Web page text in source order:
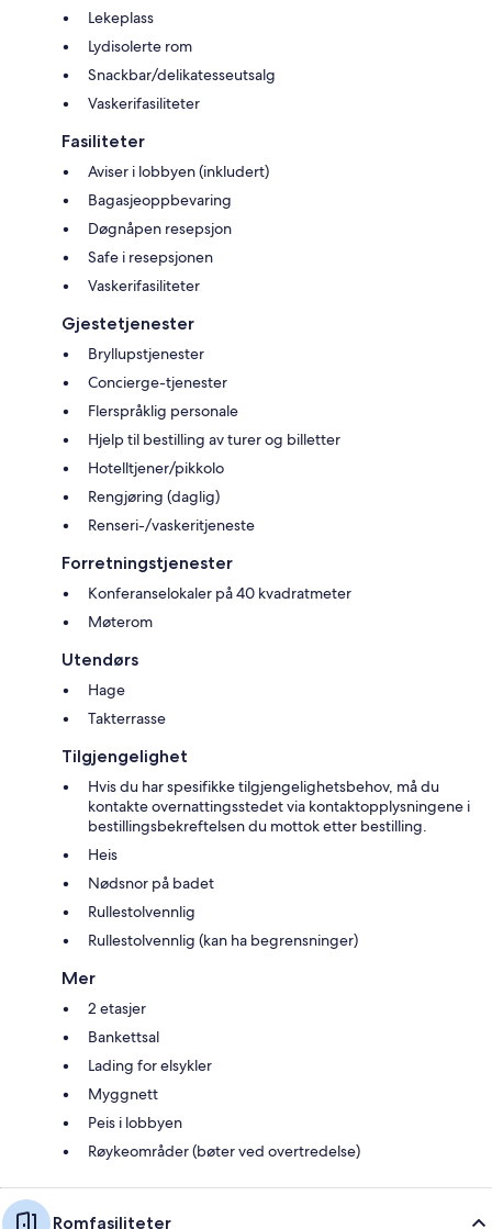
Lekeplass
Lydisolerte rom
Snackbar/delikatesseutsalg
Vaskerifasiliteter
Fasiliteter
Aviser i lobbyen (inkludert)
Bagasjeoppbevaring
Døgnåpen resepsjon
Safe i resepsjonen
Vaskerifasiliteter
Gjestetjenester
Bryllupstjenester
Concierge-tjenester
Flerspråklig personale
Hjelp til bestilling av turer og billetter
Hotelltjener/pikkolo
Rengjøring (daglig)
Renseri-/vaskeritjeneste
Forretningstjenester
Konferanselokaler på 40 kvadratmeter
Møterom
Utendørs
Hage
Takterrasse
Tilgjengelighet
Hvis du har spesifikke tilgjengelighetsbehov, må du
kontakte overnattingsstedet via kontaktopplysningene i
bestillingsbekreftelsen du mottok etter bestilling.
Heis
Nødsnor på badet
Rullestolvennlig
Rullestolvennlig (kan ha begrensninger)
Mer
2 etasjer
Bankettsal
Lading for elsykler
Myggnett
Peis i lobbyen
Røykeområder (bøter ved overtredelse)
Romfasiliteter